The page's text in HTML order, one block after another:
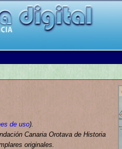
de uso).
Canaria Orotava de Historia
originales.